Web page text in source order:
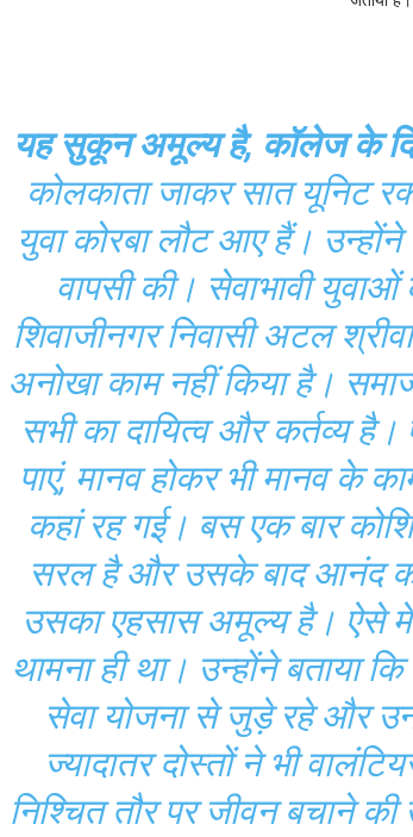
यह सुकून अमूल्य है, कॉलेज के
कोलकाता जाकर सात यूनिट
युवा कोरबा लौट आए हैं। उन्होंने
वापसी की। सेवाभावी
शिवाजीनगर निवासी अटल
अनोखा काम नहीं किया है।
सभी का दायित्व और कर्तव्य
पाएं, मानव होकर भी मानव के
कहां रह गई। बस एक बार
सरल है और उसके बाद आनंद
उसका एहसास अमूल्य है। ऐसे में
थामना ही था। उन्होंने बताया
सेवा योजना से जुड़े रहे और
ज्यादातर दोस्तों ने भी
निश्चित तौर पर जीवन बचाने